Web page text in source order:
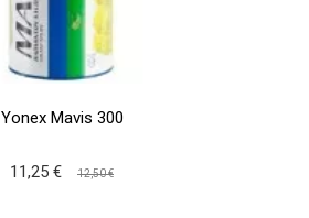
Yonex Mavis 300
11,25 € 12,50 €